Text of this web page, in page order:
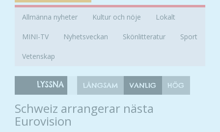
Allmänna nyheter Kultur och nöje Lokalt
MINI-TV Nyhetsveckan Skönlitteratur Sport
Vetenskap
LYSSNA LÅNGSAM VANLIG HÖG
Schweiz arrangerar nästa
Eurovision